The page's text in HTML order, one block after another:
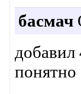
басмач
понятно